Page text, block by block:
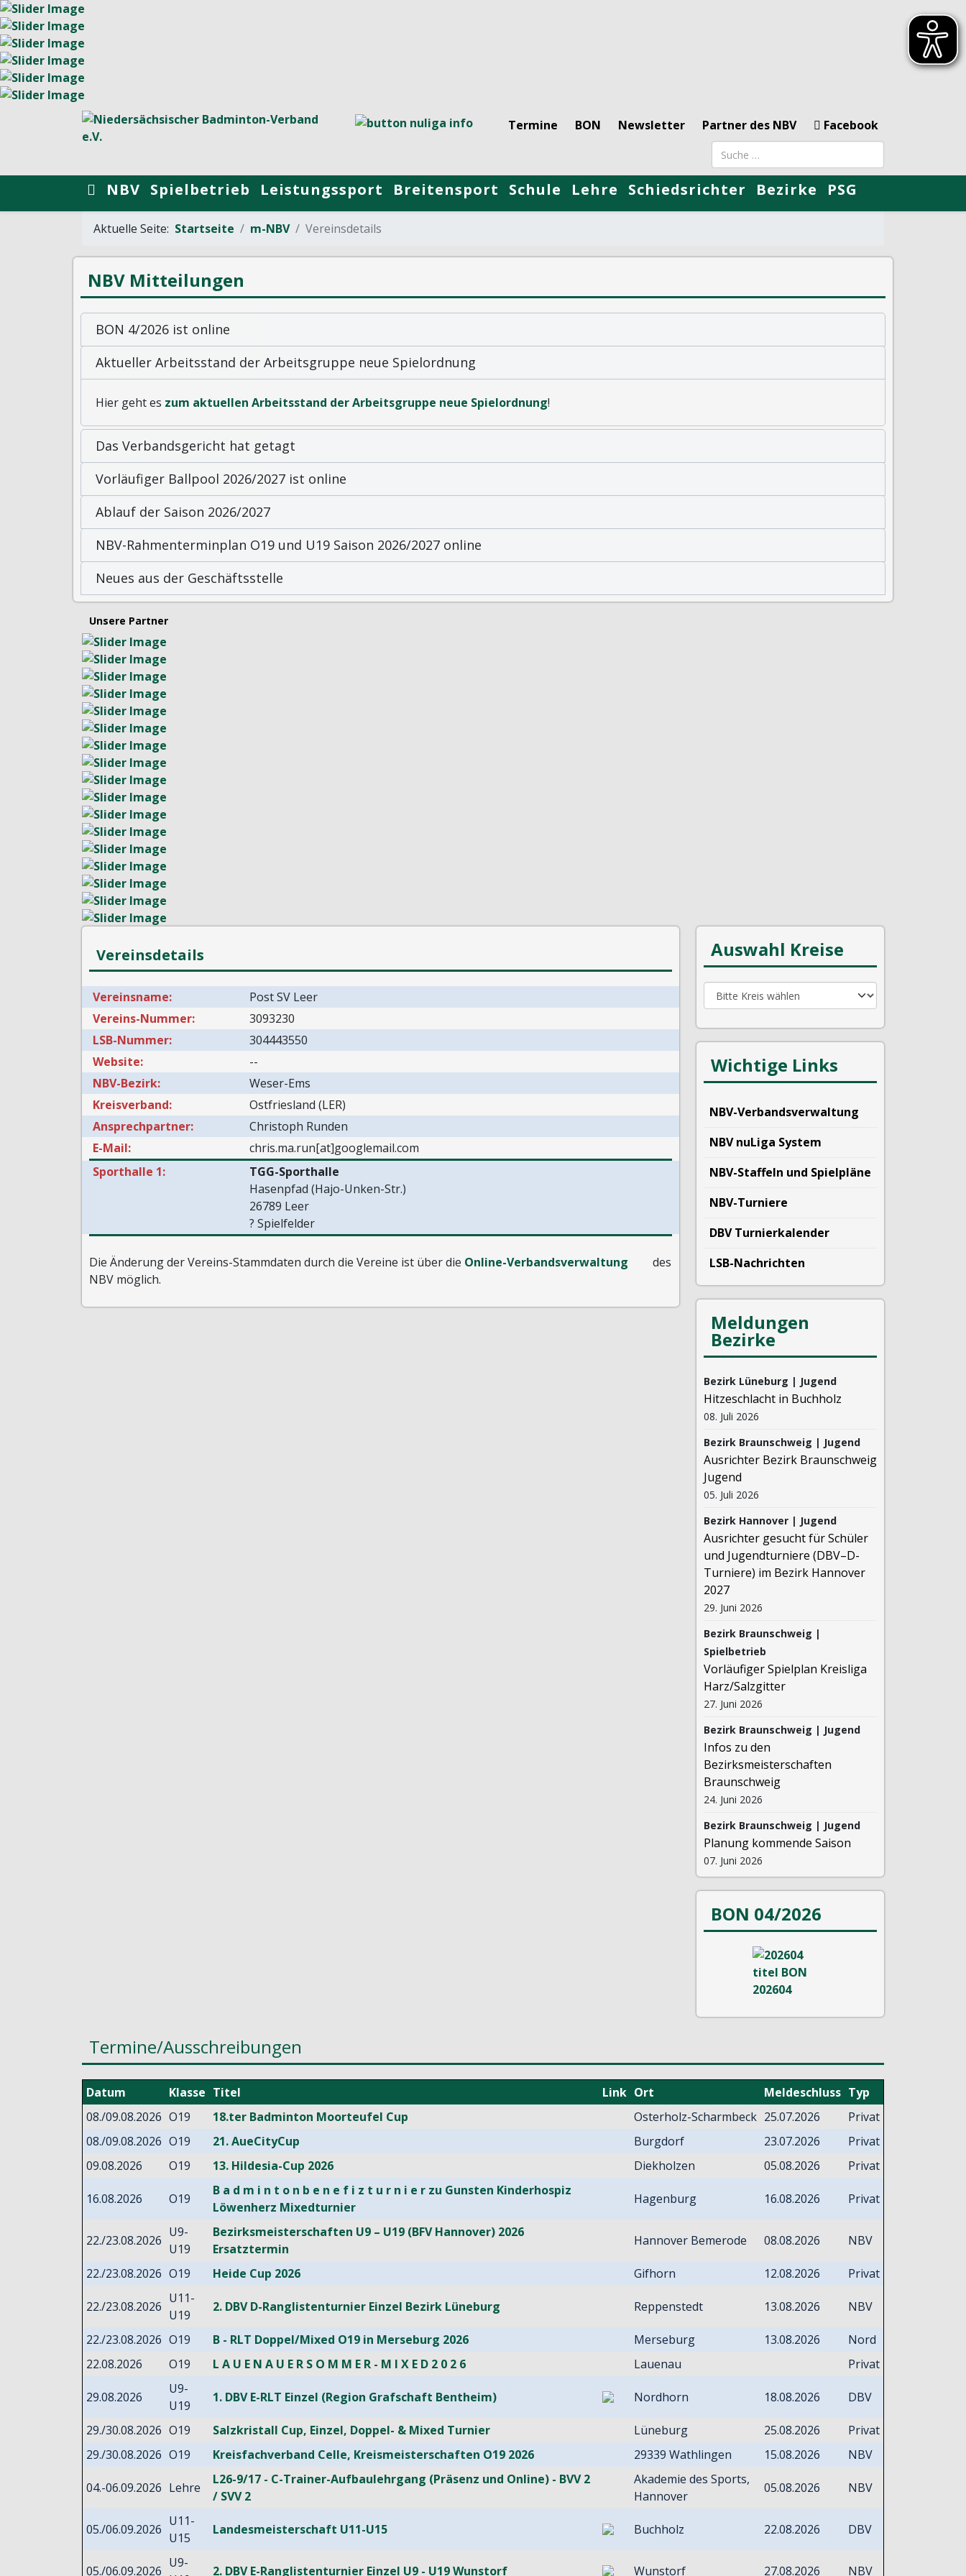
Termine BON Newsletter Partner des NBV
Facebook
Suchbegriff
NBV Spielbetrieb Leistungssport Breitensport Schule Lehre Schiedsrichter Bezirke PSG
Aktuelle Seite: Startseite m-NBV Vereinsdetails
NBV Mitteilungen
BON 4/2026 ist online
Aktueller Arbeitsstand der Arbeitsgruppe neue Spielordnung
Hier geht es zum aktuellen Arbeitsstand der Arbeitsgruppe neue Spielordnung!
Das Verbandsgericht hat getagt
Vorläufiger Ballpool 2026/2027 ist online
Ablauf der Saison 2026/2027
NBV-Rahmenterminplan O19 und U19 Saison 2026/2027 online
Neues aus der Geschäftsstelle
Unsere Partner
Vereinsdetails
Vereinsname:
Post SV Leer
Vereins-Nummer:
3093230
LSB-Nummer:
304443550
Website:
--
NBV-Bezirk:
Weser-Ems
Kreisverband:
Ostfriesland (LER)
Ansprechpartner:
Christoph Runden
E-Mail:
chris.ma.run[at]googlemail.com
Sporthalle 1:
TGG-Sporthalle
Hasenpfad (Hajo-Unken-Str.)
26789 Leer
? Spielfelder
Die Änderung der Vereins-Stammdaten durch die Vereine ist über die Online-Verbandsverwaltung
des
NBV möglich.
Auswahl Kreise
Wichtige Links
NBV-Verbandsverwaltung
NBV nuLiga System
NBV-Staffeln und Spielpläne
NBV-Turniere
DBV Turnierkalender
LSB-Nachrichten
Meldungen
Bezirke
Bezirk Lüneburg | Jugend
Hitzeschlacht in Buchholz
08. Juli 2026
Bezirk Braunschweig | Jugend
Ausrichter Bezirk Braunschweig
Jugend
05. Juli 2026
Bezirk Hannover | Jugend
Ausrichter gesucht für Schüler
und Jugendturniere (DBV–D-
Turniere) im Bezirk Hannover
2027
29. Juni 2026
Bezirk Braunschweig |
Spielbetrieb
Vorläufiger Spielplan Kreisliga
Harz/Salzgitter
27. Juni 2026
Bezirk Braunschweig | Jugend
Infos zu den
Bezirksmeisterschaften
Braunschweig
24. Juni 2026
Bezirk Braunschweig | Jugend
Planung kommende Saison
07. Juni 2026
BON 04/2026
Termine/Ausschreibungen
Datum Klasse Titel Link Ort Meldeschluss Typ
08./09.08.2026 O19 18.ter Badminton Moorteufel Cup Osterholz-Scharmbeck 25.07.2026
Privat
08./09.08.2026 O19 21. AueCityCup Burgdorf 23.07.2026
Privat
09.08.2026
O19 13. Hildesia-Cup 2026 Diekholzen 05.08.2026 Privat
16.08.2026 O19
B a d m i n t o n b e n e f i z t u r n i e r zu Gunsten Kinderhospiz
Löwenherz Mixedturnier
Hagenburg 16.08.2026 Privat
22./23.08.2026
U9-
U19
Bezirksmeisterschaften U9 – U19 (BFV Hannover) 2026
Ersatztermin
Hannover Bemerode 08.08.2026 NBV
22./23.08.2026 O19 Heide Cup 2026 Gifhorn 12.08.2026 Privat
22./23.08.2026
U11-
U19
2. DBV D-Ranglistenturnier Einzel Bezirk Lüneburg Reppenstedt 13.08.2026 NBV
22./23.08.2026 O19 B - RLT Doppel/Mixed O19 in Merseburg 2026 Merseburg 13.08.2026
Nord
22.08.2026
O19 L A U E N A U E R S O M M E R - M I X E D 2 0 2 6 Lauenau Privat
29.08.2026
U9-
U19
1. DBV E-RLT Einzel (Region Grafschaft Bentheim) Nordhorn 18.08.2026 DBV
29./30.08.2026 O19 Salzkristall Cup, Einzel, Doppel- & Mixed Turnier Lüneburg 25.08.2026
Privat
29./30.08.2026 O19 Kreisfachverband Celle, Kreismeisterschaften O19 2026 29339 Wathlingen 15.08.2026 NBV
04.-06.09.2026 Lehre
L26-9/17 - C-Trainer-Aufbaulehrgang (Präsenz und Online) - BVV 2
/ SVV 2
Akademie des Sports,
Hannover
05.08.2026 NBV
05./06.09.2026
U11-
U15
Landesmeisterschaft U11-U15 Buchholz 22.08.2026 DBV
05./06.09.2026
U9-
2. DBV E-Ranglistenturnier Einzel U9 - U19 Wunstorf Wunstorf 27.08.2026 NBV